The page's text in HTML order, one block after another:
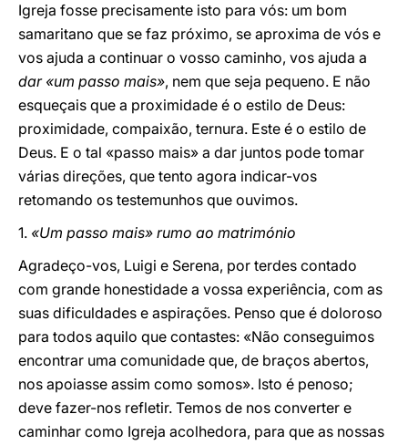
Igreja fosse precisamente isto para vós: um bom
samaritano que se faz próximo, se aproxima de vós e
vos ajuda a continuar o vosso caminho, vos ajuda a
dar «um passo mais», nem que seja pequeno. E não
esqueçais que a proximidade é o estilo de Deus:
proximidade, compaixão, ternura. Este é o estilo de
Deus. E o tal «passo mais» a dar juntos pode tomar
várias direções, que tento agora indicar-vos
retomando os testemunhos que ouvimos.
1. «Um passo mais» rumo ao matrimónio
Agradeço-vos, Luigi e Serena, por terdes contado
com grande honestidade a vossa experiência, com as
suas dificuldades e aspirações. Penso que é doloroso
para todos aquilo que contastes: «Não conseguimos
encontrar uma comunidade que, de braços abertos,
nos apoiasse assim como somos». Isto é penoso;
deve fazer-nos refletir. Temos de nos converter e
caminhar como Igreja acolhedora, para que as nossas